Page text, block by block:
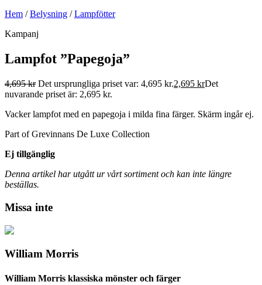
Hem /Belysning /Lampfötter
Kampanj
Lampfot ”Papegoja”
4,695kr Det ursprungliga priset var: 4,695 kr.2,695 krDet
nuvarande priset är: 2,695 kr.
Vacker lampfot med en papegoja i milda fina färger. Skärm ingår ej.
Part of Grevinnans De Luxe Collection
Ej tillgänglig
Denna artikel har utgått ur vårt sortiment och kan inte längre
beställas.
Missa inte
William Morris
William Morris klassiska mönster och färger